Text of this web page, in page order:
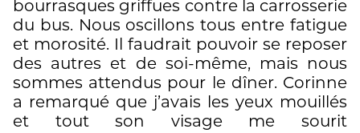
bourrasques griffues contre la carrosserie
du bus. Nous oscillons tous entre fatigue
et morosité. Il faudrait pouvoir se reposer
des autres et de soi-même, mais nous
sommes attendus pour le dîner. Corinne
a remarqué que j’avais les yeux mouillés
et tout son visage me sourit